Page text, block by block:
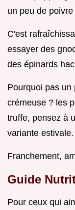
un peu de
C'est
essayer des
des épinards
Pourquoi pas un
crémeuse ? les
truffe, pensez à
variante estivale.
Franchement,
Guide
Pour ceux qui